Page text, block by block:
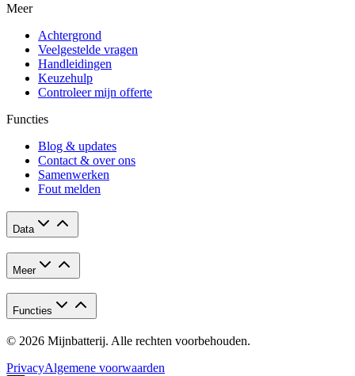
Meer
Achtergrond
Veelgestelde vragen
Handleidingen
Keuzehulp
Controleer mijn offerte
Functies
Blog & updates
Contact & over ons
Samenwerken
Fout melden
Data
Meer
Functies
© 2026 Mijnbatterij. Alle rechten voorbehouden.
PrivacyAlgemene voorwaarden